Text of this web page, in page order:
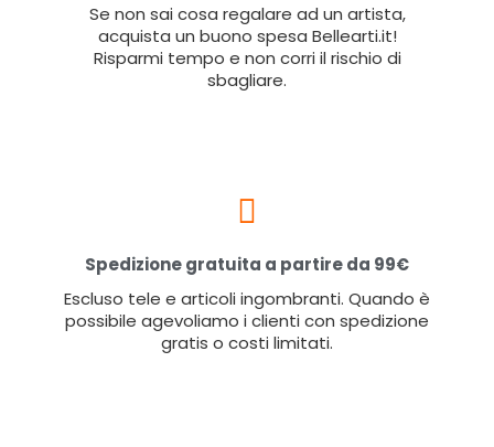
Se non sai cosa regalare ad un artista,
acquista un buono spesa Bellearti.it!
Risparmi tempo e non corri il rischio di
sbagliare.
Spedizione gratuita a partire da 99€
Escluso tele e articoli ingombranti. Quando è
possibile agevoliamo i clienti con spedizione
gratis o costi limitati.